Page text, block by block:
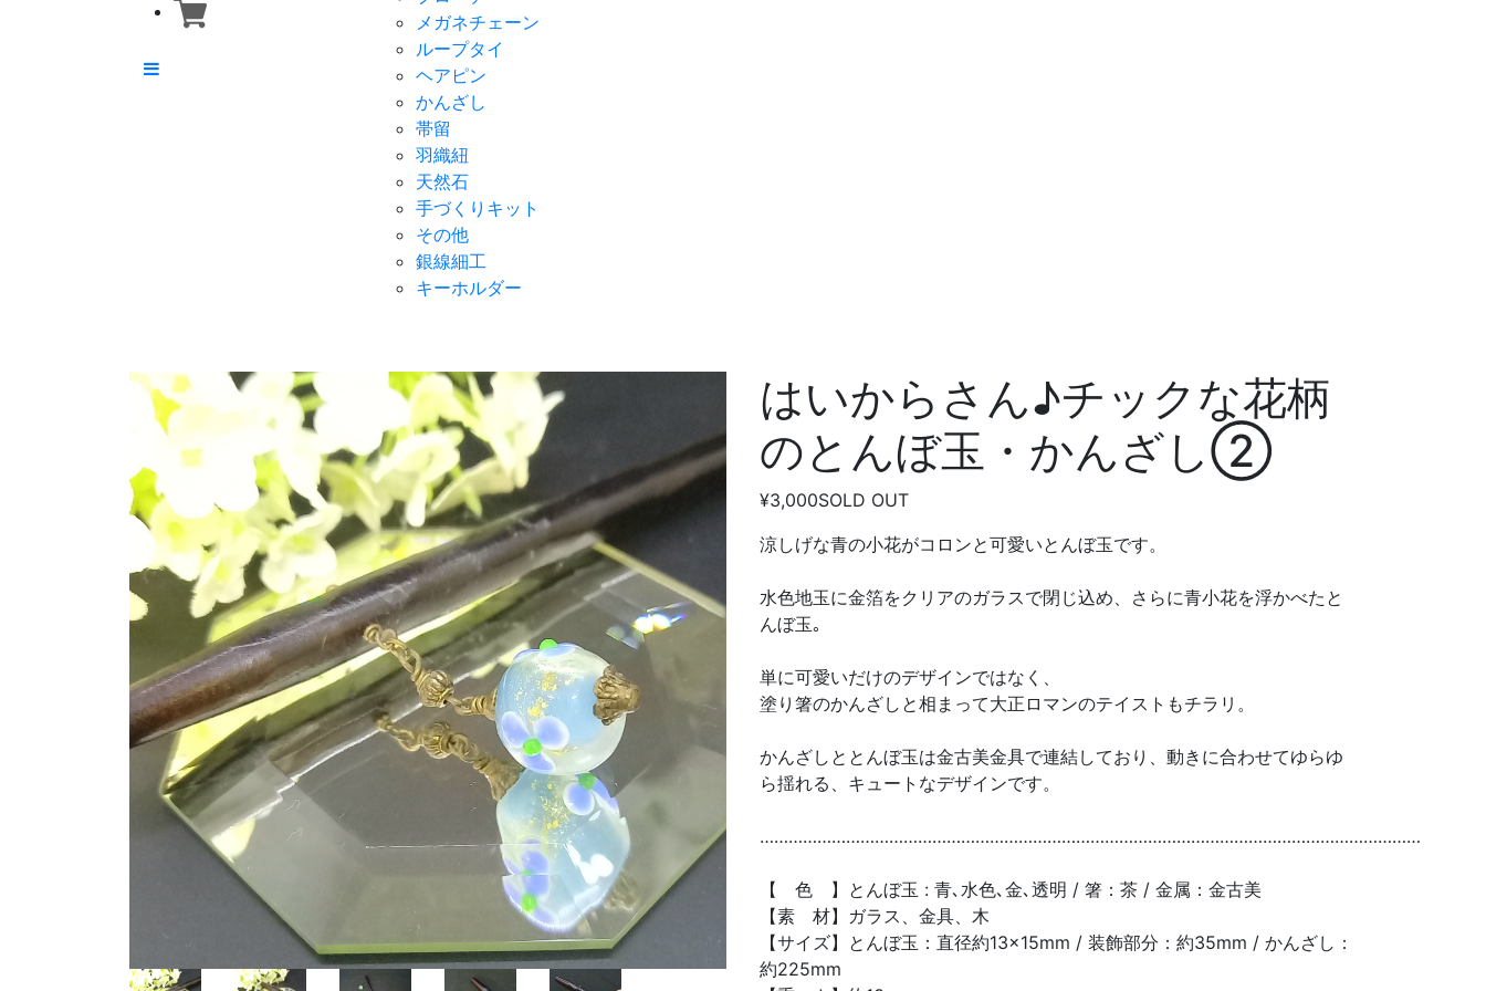
メガネチェーン
ループタイ
ヘアピン
かんざし
帯留
羽織紐
天然石
手づくりキット
その他
銀線細工
キーホルダー
はいからさん♪チックな花柄
のとんぼ玉・かんざし②
¥3,000SOLD OUT
涼しげな青の小花がコロンと可愛いとんぼ玉です。
水色地玉に金箔をクリアのガラスで閉じ込め、さらに青小花を浮かべたと
んぼ玉｡
単に可愛いだけのデザインではなく、
塗り箸のかんざしと相まって大正ロマンのテイストもチラリ。
かんざしととんぼ玉は金古美金具で連結しており、動きに合わせてゆらゆ
ら揺れる、キュートなデザインです。
…………………………………………………………………………………………………………………………
【 色 】とんぼ玉 : 青､水色､金､透明 / 箸：茶 / 金属：金古美
【素 材】ガラス、金具、木
【サイズ】とんぼ玉：直径約13×15mm / 装飾部分：約35mm / かんざし：
約225mm